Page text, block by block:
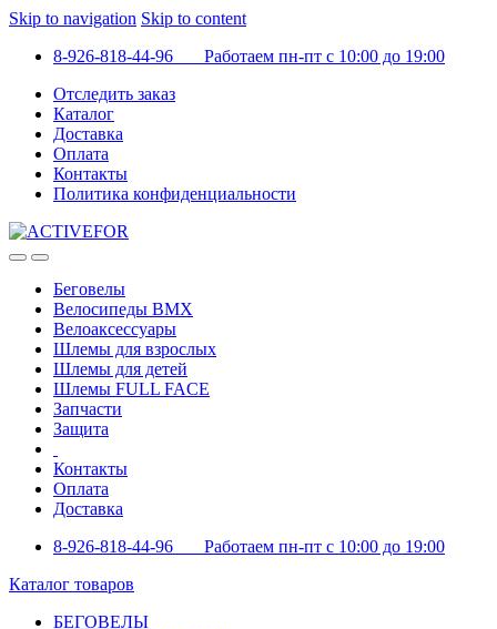
Skip to navigation Skip to content
8-926-818-44-96 Работаем пн-пт с 10:00 до 19:00
Отследить заказ
Каталог
Доставка
Оплата
Контакты
Политика конфиденциальности
Беговелы
Велосипеды BMX
Велоаксессуары
Шлемы для взрослых
Шлемы для детей
Шлемы FULL FACE
Запчасти
Защита
Контакты
Оплата
Доставка
8-926-818-44-96 Работаем пн-пт с 10:00 до 19:00
Каталог товаров
БЕГОВЕЛЫ